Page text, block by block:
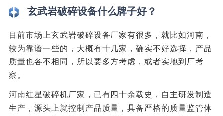
玄武岩破碎设备什么牌子好？
目前市场上玄武岩破碎设备厂家有很多，就比如河南，
较为靠谱一些的，大概有十几家，确实不好选择，产品
质量也各不相同，所以要多方考虑，或者实地到厂考
察。
河南红星破碎机厂家，已有四十余载史，自主研发制造
生产，源头上就控制产品质量，具备严格的质量监管体